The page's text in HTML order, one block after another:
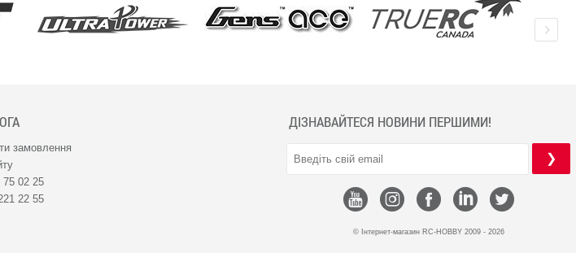
замовлення
75 02 25
22 55
ДІЗНАВАЙТЕСЯ НОВИНИ ПЕРШИМИ!
© Інтернет-магазин RC-HOBBY 2009 - 2026